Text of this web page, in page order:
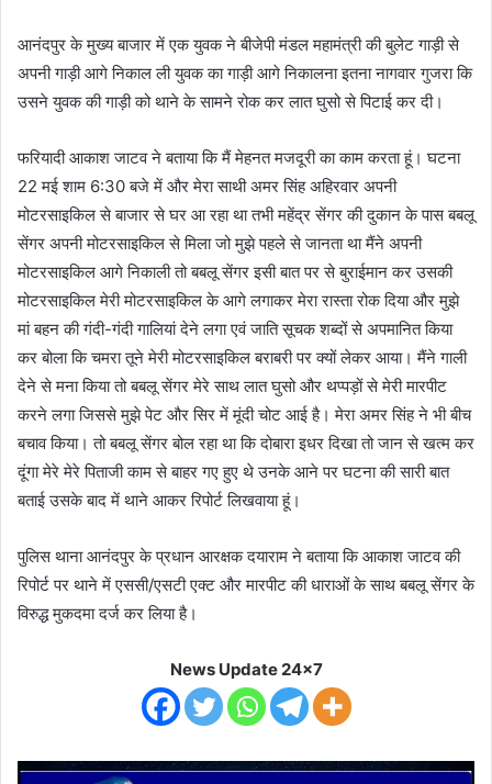
आनंदपुर के मुख्य बाजार में एक युवक ने बीजेपी मंडल महामंत्री की बुलेट गाड़ी से
अपनी गाड़ी आगे निकाल ली युवक का गाड़ी आगे निकालना इतना नागवार गुजरा कि
उसने युवक की गाड़ी को थाने के सामने रोक कर लात घुसो से पिटाई कर दी।
फरियादी आकाश जाटव ने बताया कि मैं मेहनत मजदूरी का काम करता हूं। घटना
22 मई शाम 6:30 बजे में और मेरा साथी अमर सिंह अहिरवार अपनी
मोटरसाइकिल से बाजार से घर आ रहा था तभी महेंद्र सेंगर की दुकान के पास बबलू
सेंगर अपनी मोटरसाइकिल से मिला जो मुझे पहले से जानता था मैंने अपनी
मोटरसाइकिल आगे निकाली तो बबलू सेंगर इसी बात पर से बुराईमान कर उसकी
मोटरसाइकिल मेरी मोटरसाइकिल के आगे लगाकर मेरा रास्ता रोक दिया और मुझे
मां बहन की गंदी-गंदी गालियां देने लगा एवं जाति सूचक शब्दों से अपमानित किया
कर बोला कि चमरा तूने मेरी मोटरसाइकिल बराबरी पर क्यों लेकर आया। मैंने गाली
देने से मना किया तो बबलू सेंगर मेरे साथ लात घुसो और थप्पड़ों से मेरी मारपीट
करने लगा जिससे मुझे पेट और सिर में मूंदी चोट आई है। मेरा अमर सिंह ने भी बीच
बचाव किया। तो बबलू सेंगर बोल रहा था कि दोबारा इधर दिखा तो जान से खत्म कर
दूंगा मेरे मेरे पिताजी काम से बाहर गए हुए थे उनके आने पर घटना की सारी बात
बताई उसके बाद में थाने आकर रिपोर्ट लिखवाया हूं।
पुलिस थाना आनंदपुर के प्रधान आरक्षक दयाराम ने बताया कि आकाश जाटव की
रिपोर्ट पर थाने में एससी/एसटी एक्ट और मारपीट की धाराओं के साथ बबलू सेंगर के
विरुद्ध मुकदमा दर्ज कर लिया है।
News Update 24x7